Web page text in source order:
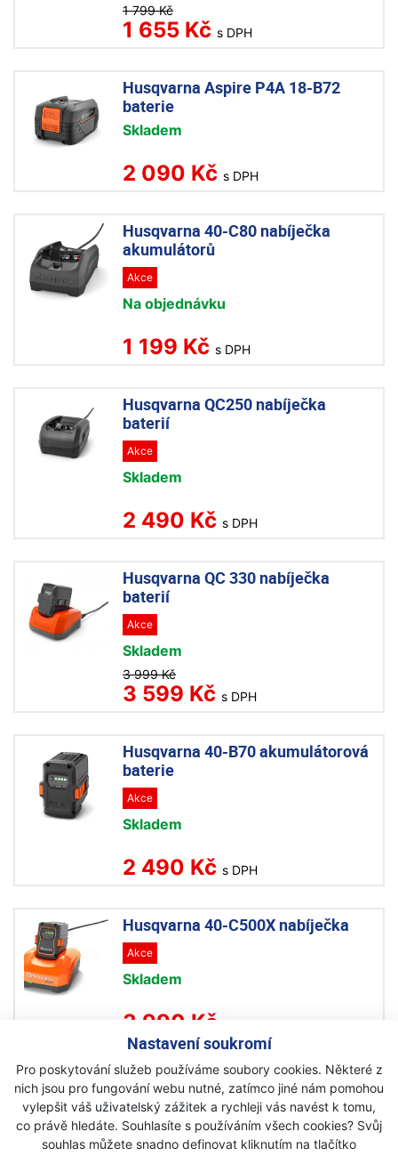
Nastavení soukromí
Pro poskytování služeb používáme soubory cookies. Některé z
nich jsou pro fungování webu nutné, zatímco jiné nám pomohou
vylepšit váš uživatelský zážitek a rychleji vás navést k tomu,
co právě hledáte. Souhlasíte s používáním všech cookies? Svůj
souhlas můžete snadno definovat kliknutím na tlačítko
1 799 Kč
1 655 Kč s DPH
Husqvarna Aspire P4A 18-B72
baterie
Skladem
2 090 Kč s DPH
Husqvarna 40-C80 nabíječka
akumulátorů
Akce
Na objednávku
1 199 Kč s DPH
Husqvarna QC250 nabíječka
baterií
Akce
Skladem
2 490 Kč s DPH
Husqvarna QC 330 nabíječka
baterií
Akce
Skladem
3 999 Kč
3 599 Kč s DPH
Husqvarna 40-B70 akumulátorová
baterie
Akce
Skladem
2 490 Kč s DPH
Husqvarna 40-C500X nabíječka
Akce
Skladem
3 990 Kč
Husqvarna BLi 200 akumulátorová
baterie
Na objednávku